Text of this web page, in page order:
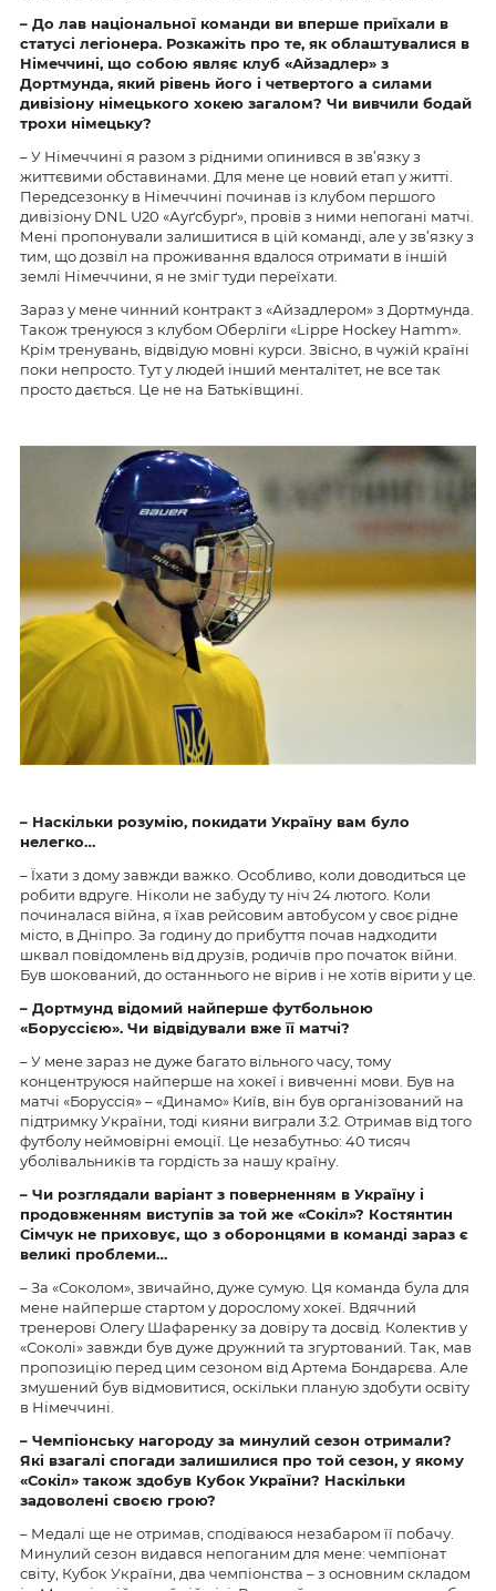
– До лав національної команди ви вперше приїхали в
статусі легіонера. Розкажіть про те, як облаштувалися в
Німеччині, що собою являє клуб «Айзадлер» з
Дортмунда, який рівень його і четвертого а силами
дивізіону німецького хокею загалом? Чи вивчили бодай
трохи німецьку?
– У Німеччині я разом з рідними опинився в зв’язку з
життєвими обставинами. Для мене це новий етап у житті.
Передсезонку в Німеччині починав із клубом першого
дивізіону DNL U20 «Ауґсбурґ», провів з ними непогані матчі.
Мені пропонували залишитися в цій команді, але у зв’язку з
тим, що дозвіл на проживання вдалося отримати в іншій
землі Німеччини, я не зміг туди переїхати.
Зараз у мене чинний контракт з «Айзадлером» з Дортмунда.
Також тренуюся з клубом Оберліги «Lippe Hockey Hamm».
Крім тренувань, відвідую мовні курси. Звісно, в чужій країні
поки непросто. Тут у людей інший менталітет, не все так
просто дається. Це не на Батьківщині.
– Наскільки розумію, покидати Україну вам було
нелегко…
– Їхати з дому завжди важко. Особливо, коли доводиться це
робити вдруге. Ніколи не забуду ту ніч 24 лютого. Коли
починалася війна, я їхав рейсовим автобусом у своє рідне
місто, в Дніпро. За годину до прибуття почав надходити
шквал повідомлень від друзів, родичів про початок війни.
Був шокований, до останнього не вірив і не хотів вірити у це.
– Дортмунд відомий найперше футбольною
«Боруссією». Чи відвідували вже її матчі?
– У мене зараз не дуже багато вільного часу, тому
концентруюся найперше на хокеї і вивченні мови. Був на
матчі «Боруссія» – «Динамо» Київ, він був організований на
підтримку України, тоді кияни виграли 3:2. Отримав від того
футболу неймовірні емоції. Це незабутньо: 40 тисяч
уболівальників та гордість за нашу країну.
– Чи розглядали варіант з поверненням в Україну і
продовженням виступів за той же «Сокіл»? Костянтин
Сімчук не приховує, що з оборонцями в команді зараз є
великі проблеми…
– За «Соколом», звичайно, дуже сумую. Ця команда була для
мене найперше стартом у дорослому хокеї. Вдячний
тренерові Олегу Шафаренку за довіру та досвід. Колектив у
«Соколі» завжди був дуже дружний та згуртований. Так, мав
пропозицію перед цим сезоном від Артема Бондарєва. Але
змушений був відмовитися, оскільки планую здобути освіту
в Німеччині.
– Чемпіонську нагороду за минулий сезон отримали?
Які взагалі спогади залишилися про той сезон, у якому
«Сокіл» також здобув Кубок України? Наскільки
задоволені своєю грою?
– Медалі ще не отримав, сподіваюся незабаром її побачу.
Минулий сезон видався непоганим для мене: чемпіонат
світу, Кубок України, два чемпіонства – з основним складом